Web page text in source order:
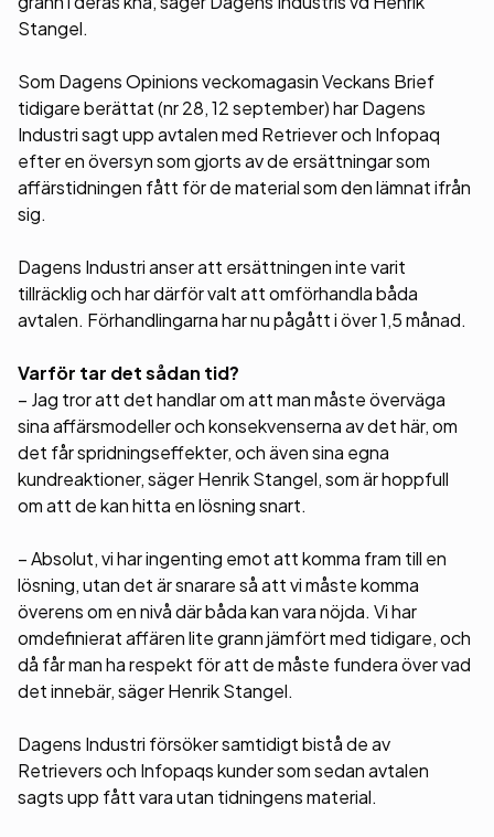
Stangel.
Som Dagens Opinions veckomagasin Veckans Brief
tidigare berättat (nr 28, 12 september) har Dagens
Industri sagt upp avtalen med Retriever och Infopaq
efter en översyn som gjorts av de ersättningar som
affärstidningen fått för de material som den lämnat ifrån
sig.
Dagens Industri anser att ersättningen inte varit
tillräcklig och har därför valt att omförhandla båda
avtalen. Förhandlingarna har nu pågått i över 1,5 månad.
Varför tar det sådan tid?
– Jag tror att det handlar om att man måste överväga
sina affärsmodeller och konsekvenserna av det här, om
det får spridningseffekter, och även sina egna
kundreaktioner, säger Henrik Stangel, som är hoppfull
om att de kan hitta en lösning snart.
– Absolut, vi har ingenting emot att komma fram till en
lösning, utan det är snarare så att vi måste komma
överens om en nivå där båda kan vara nöjda. Vi har
omdefinierat affären lite grann jämfört med tidigare, och
då får man ha respekt för att de måste fundera över vad
det innebär, säger Henrik Stangel.
Dagens Industri försöker samtidigt bistå de av
Retrievers och Infopaqs kunder som sedan avtalen
sagts upp fått vara utan tidningens material.